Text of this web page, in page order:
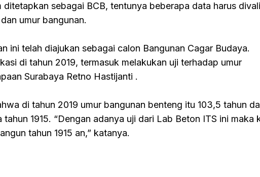
ditetapkan sebagai BCB, tentunya beberapa data harus
umur bangunan.
ini telah diajukan sebagai calon Bangunan Cagar Budaya.
di tahun 2019, termasuk melakukan uji terhadap umur
Surabaya Retno Hastijanti .
di tahun 2019 umur bangunan benteng itu 103,5 tahun
1915. “Dengan adanya uji dari Lab Beton ITS ini maka
tahun 1915 an,” katanya.